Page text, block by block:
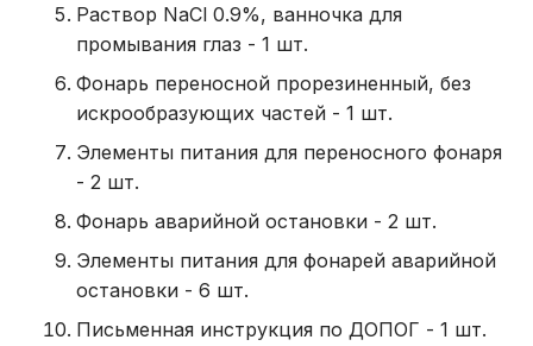
Раствор NaCl 0.9%, ванночка для
промывания глаз - 1 шт.
Фонарь переносной прорезиненный, без
искрообразующих частей - 1 шт.
Элементы питания для переносного фонаря
- 2 шт.
Фонарь аварийной остановки - 2 шт.
Элементы питания для фонарей аварийной
остановки - 6 шт.
Письменная инструкция по ДОПОГ - 1 шт.